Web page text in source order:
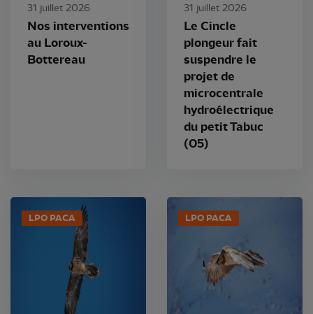
31 juillet 2026
Nos interventions
au Loroux-
Bottereau
31 juillet 2026
Le Cincle
plongeur fait
suspendre le
projet de
microcentrale
hydroélectrique
du petit Tabuc
(05)
LPO PACA LPO PACA